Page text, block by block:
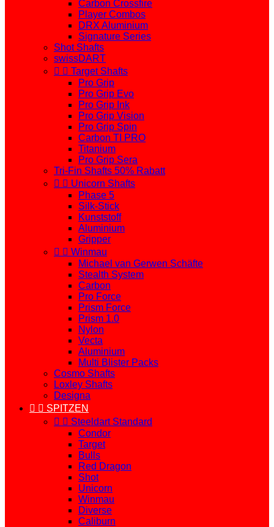
Carbon Crossfire
Player Combos
DRX Aluminium
Signature Series
Shot Shafts
swissDART
  Target Shafts
Pro Grip
Pro Grip Evo
Pro Grip Ink
Pro Grip Vision
Pro Grip Spin
Carbon TI PRO
Titanium
Pro Grip Sera
Tri-Fin Shafts 50% Rabatt
  Unicorn Shafts
Phase 5
Silk-Stick
Kunststoff
Aluminium
Gripper
  Winmau
Michael van Gerwen Schäfte
Stealth System
Carbon
Pro Force
Prism Force
Prism 1.0
Nylon
Vecta
Aluminium
Multi Blister Packs
Cosmo Shafts
Loxley Shafts
Designa
  SPITZEN
  Steeldart Standard
Condor
Target
Bulls
Red Dragon
Shot
Unicorn
Winmau
Diverse
Caliburn